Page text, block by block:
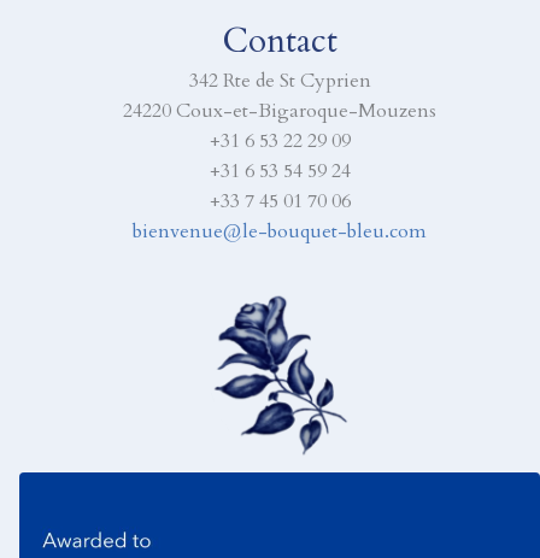
Contact
342 Rte de St Cyprien
24220 Coux-et-Bigaroque-Mouzens
+31 6 53 22 29 09
+31 6 53 54 59 24
+33 7 45 01 70 06
bienvenue@le-bouquet-bleu.com